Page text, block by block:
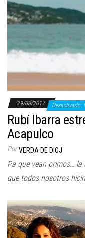
29/08/2017 Desactivado
Rubí Ibarra
Acapulco
Por VERDA DE DIOJ
Pa que vean primos…
que todos nosotros